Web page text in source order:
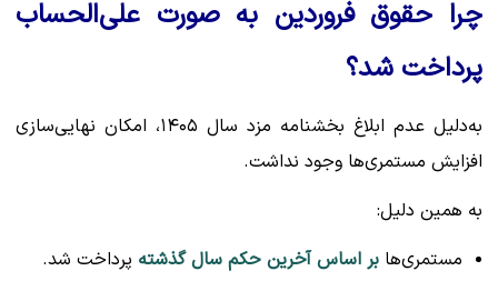
چرا حقوق فروردین به صورت علی‌الحساب
پرداخت شد؟
به‌دلیل عدم ابلاغ بخشنامه مزد سال ۱۴۰۵، امکان نهایی‌سازی
افزایش مستمری‌ها وجود نداشت.
به همین دلیل:
مستمری‌ها بر اساس آخرین حکم سال گذشته پرداخت شد.